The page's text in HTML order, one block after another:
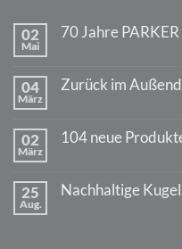
02
Mai
70 Jahre
70
04
März
Zurück im
Zurück
02
März
104 neue
104
25
Aug.
Nachhaltige